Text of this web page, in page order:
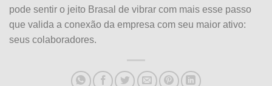
pode sentir o jeito Brasal de vibrar com mais esse passo
que valida a conexão da empresa com seu maior ativo:
seus colaboradores.